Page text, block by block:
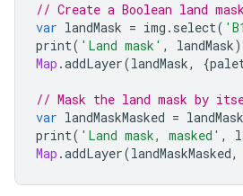
// Create a Boolean land
var landMask = img . select(
print( 'Land mask' , landMask
Map .addLayer(landMask, {
// Mask the land mask by
var landMaskMasked = landMask
print( 'Land mask, masked' ,
Map .addLayer(landMaskMasked,